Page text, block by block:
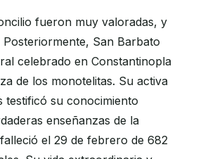
fueron muy valoradas, y
San Barbato
celebrado en Constantinopla
de los monotelitas. Su activa
testificó su conocimiento
enseñanzas de la
el 29 de febrero de 682